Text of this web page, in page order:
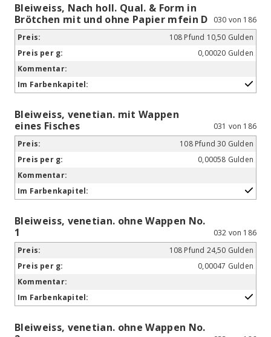
Bleiweiss, Nach holl. Qual. & Form in
Brötchen mit und ohne Papier mfein D
030 von 186
108 Pfund 10,50 Gulden
0,00020 Gulden
Bleiweiss, venetian. mit Wappen
eines Fisches
031 von 186
108 Pfund 30 Gulden
0,00058 Gulden
Bleiweiss, venetian. ohne Wappen No.
1
032 von 186
108 Pfund 24,50 Gulden
0,00047 Gulden
Bleiweiss, venetian. ohne Wappen No.